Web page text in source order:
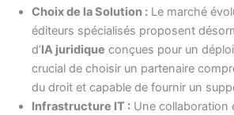
Choix de la Solution : Le marché
éditeurs spécialisés proposent
d’IA juridique conçues pour un
crucial de choisir un partenaire
du droit et capable de fournir un
Infrastructure IT : Une collaboration